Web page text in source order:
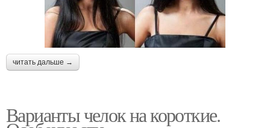
читать дальше →
Варианты челок на короткие.